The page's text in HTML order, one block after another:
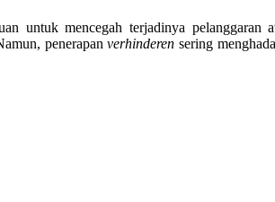
untuk mencegah terjadinya
penerapanverhinderen sering